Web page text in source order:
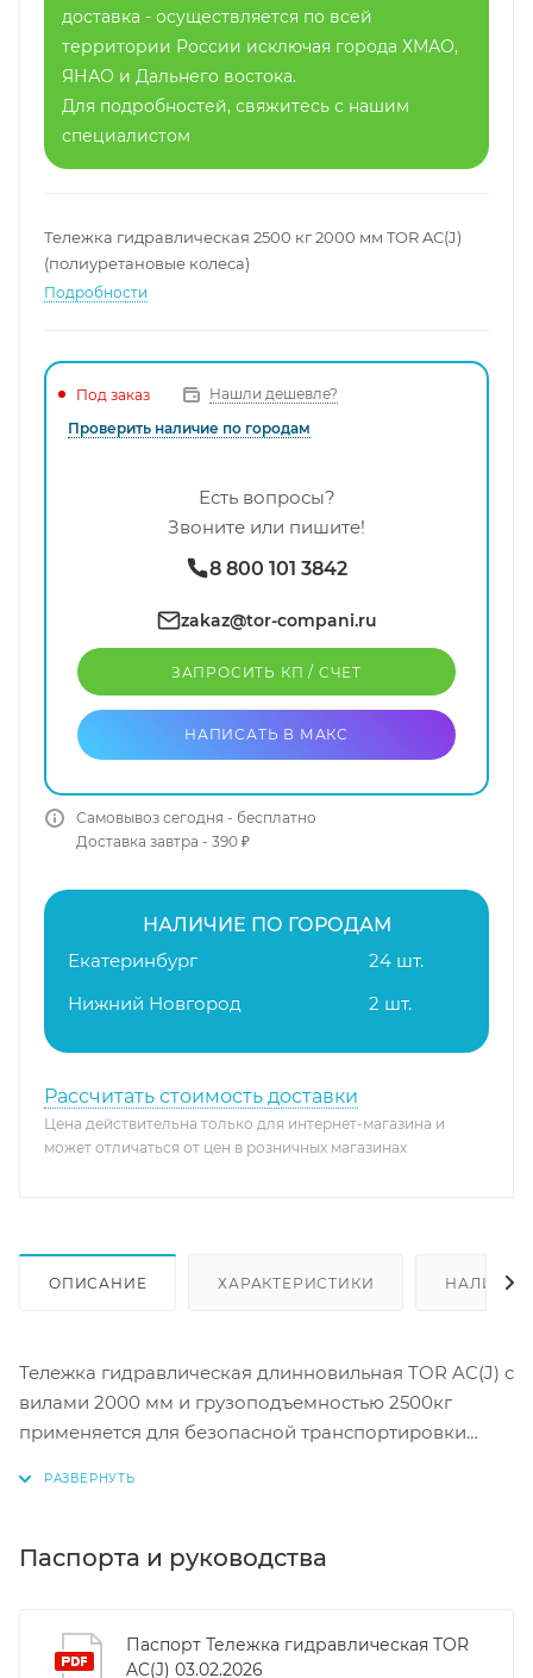
доставка - осуществляется по всей
территории России исключая города ХМАО,
ЯНАО и Дальнего востока.
Для подробностей, свяжитесь с нашим
специалистом
Тележка гидравлическая 2500 кг 2000 мм TOR AC(J)
(полиуретановые колеса)
Подробности
Под заказ
Нашли дешевле?
Проверить наличие по городам
Есть вопросы?
Звоните или пишите!
8 800 101 3842
zakaz@tor-compani.ru
ЗАПРОСИТЬ КП / CЧЕТ
НАПИСАТЬ В МАКС
Самовывоз сегодня - бесплатно
Доставка завтра - 390 ₽
НАЛИЧИЕ ПО ГОРОДАМ
Екатеринбург
24 шт.
Нижний Новгород
2 шт.
Рассчитать стоимость доставки
Цена действительна только для интернет-магазина и
может отличаться от цен в розничных магазинах
ОПИСАНИЕ ХАРАКТЕРИСТИКИ
Тележка гидравлическая длинновильная TOR AC(J) с
вилами 2000 мм и грузоподъемностью 2500кг
применяется для безопасной транспортировки
чрезвычайно устойчивы к порезам и их
не боятся осколков, воздействия масла, бензина и
слабых кислот. Где используется? Рекомендуется к
Паспорта и руководства
Паспорт Тележка гидравлическая TOR
AC(J) 03.02.2026